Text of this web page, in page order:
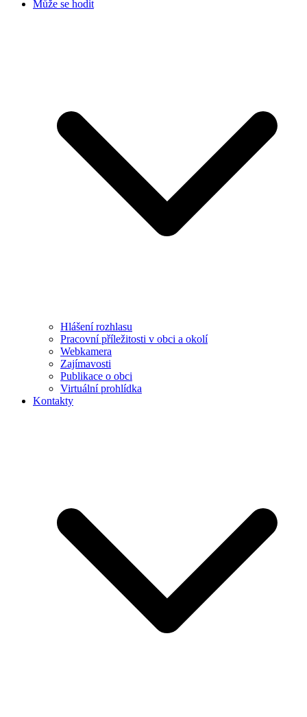
Může se hodit
Hlášení rozhlasu
Pracovní příležitosti v obci a okolí
Webkamera
Zajímavosti
Publikace o obci
Virtuální prohlídka
Kontakty